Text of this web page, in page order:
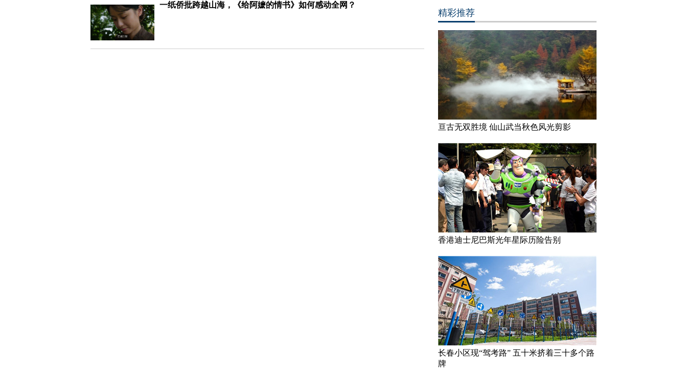
一纸侨批跨越山海，《给阿嬷的情书》如何感动全网？
精彩推荐
亘古无双胜境 仙山武当秋色风光剪影
香港迪士尼巴斯光年星际历险告别
长春小区现“驾考路” 五十米挤着三十多个路
牌